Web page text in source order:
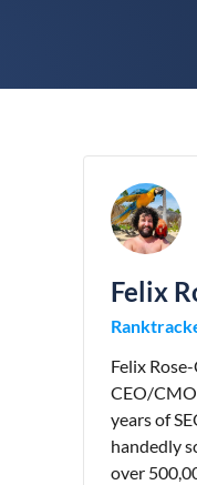
Felix
Felix
CEO/
years of
handedly
over